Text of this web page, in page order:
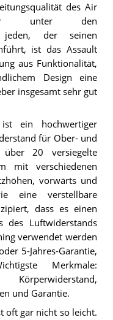
des Air
unter den
jeden, der seinen
ist das Assault
aus Funktionalität,
Design eine
insgesamt sehr gut
ein hochwertiger
für Ober- und
20 versiegelte
mit verschiedenen
vorwärts und
eine verstellbare
dass es einen
des Luftwiderstands
verwendet werden
5-Jahres-Garantie,
Merkmale:
Körperwiderstand,
und Garantie.
oft gar nicht so leicht.